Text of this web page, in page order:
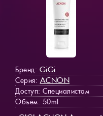
Бренд: GiGi
Серия: ACNON
Доступ: Специалистам
Объём: 50ml